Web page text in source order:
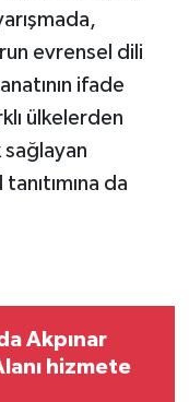
evrensel dili
ifade
ülkelerden
sağlayan
da
Akpınar
hizmete